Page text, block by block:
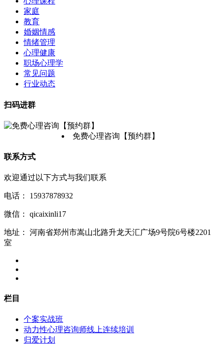
家庭
教育
婚姻情感
情绪管理
心理健康
职场心理学
常见问题
行业动态
扫码进群
免费心理咨询【预约群】
联系方式
欢迎通过以下方式与我们联系
电话： 15937878932
微信： qicaixinli17
地址：
河南省郑州市嵩山北路升龙天汇广场9号院6号楼2201
室
栏目
个案实战班
动力性心理咨询师线上连续培训
归爱计划